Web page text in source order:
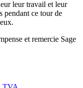
leur travail et leur
pendant ce tour de
et remercie Sage